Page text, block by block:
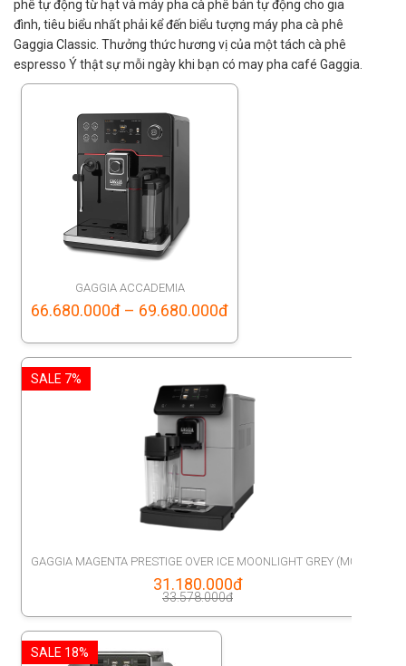
phê tự động từ hạt và máy pha cà phê bán tự động cho gia
đình, tiêu biểu nhất phải kể đến biểu tượng máy pha cà phê
Gaggia Classic. Thưởng thức hương vị của một tách cà phê
espresso Ý thật sự mỗi ngày khi bạn có may pha café Gaggia.
GAGGIA ACCADEMIA
66.680.000đ – 69.680.000đPrice
range:
66.680.000đ
SALE 7%
GAGGIA MAGENTA PRESTIGE OVER ICE MOONLIGHT GREY (MỚI)
33.578.000đ
Original
was:
31.180.000đ
Current
SALE 18%